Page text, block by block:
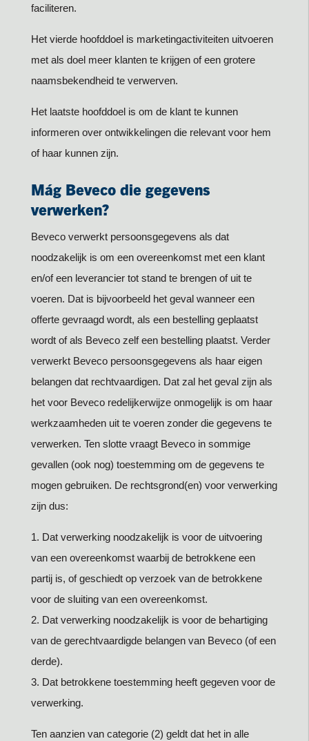
faciliteren.
Het vierde hoofddoel is marketingactiviteiten uitvoeren
met als doel meer klanten te krijgen of een grotere
naamsbekendheid te verwerven.
Het laatste hoofddoel is om de klant te kunnen
informeren over ontwikkelingen die relevant voor hem
of haar kunnen zijn.
Mág Beveco die gegevens
verwerken?
Beveco verwerkt persoonsgegevens als dat
noodzakelijk is om een overeenkomst met een klant
en/of een leverancier tot stand te brengen of uit te
voeren. Dat is bijvoorbeeld het geval wanneer een
offerte gevraagd wordt, als een bestelling geplaatst
wordt of als Beveco zelf een bestelling plaatst. Verder
verwerkt Beveco persoonsgegevens als haar eigen
belangen dat rechtvaardigen. Dat zal het geval zijn als
het voor Beveco redelijkerwijze onmogelijk is om haar
werkzaamheden uit te voeren zonder die gegevens te
verwerken. Ten slotte vraagt Beveco in sommige
gevallen (ook nog) toestemming om de gegevens te
mogen gebruiken. De rechtsgrond(en) voor verwerking
zijn dus:
1. Dat verwerking noodzakelijk is voor de uitvoering
van een overeenkomst waarbij de betrokkene een
partij is, of geschiedt op verzoek van de betrokkene
voor de sluiting van een overeenkomst.
2. Dat verwerking noodzakelijk is voor de behartiging
van de gerechtvaardigde belangen van Beveco (of een
derde).
3. Dat betrokkene toestemming heeft gegeven voor de
verwerking.
Ten aanzien van categorie (2) geldt dat het in alle